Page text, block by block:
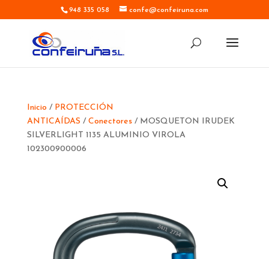
948 335 058 confe@confeiruna.com
Inicio / PROTECCIÓN
ANTICAÍDAS / Conectores/ MOSQUETON IRUDEK
SILVERLIGHT 1135 ALUMINIO VIROLA
102300900006